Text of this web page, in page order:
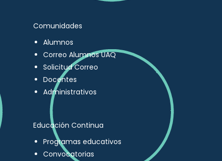
Comunidades
Alumnos
Correo Alumnos UAQ
Solicitud Correo
Docentes
Administrativos
Educación Continua
Programas educativos
Convocatorias